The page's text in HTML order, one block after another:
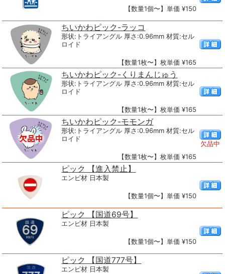
【数量1個〜】単価 ¥150
ちいかわピック-ラッコ
形状:トライアングル 厚さ:0.96mm 材質:セル
ロイド
【数量1枚〜】枚単価 ¥165
ちいかわピック-くりまんじゅう
形状:トライアングル 厚さ:0.96mm 材質:セル
ロイド
【数量1枚〜】枚単価 ¥165
ちいかわピック-モモンガ
形状:トライアングル 厚さ:0.96mm 材質:セル
ロイド
【数量1枚〜】枚単価 ¥165
欠品中
ピック 【進入禁止】
エンビ材 日本製
【数量1個〜】単価 ¥150
ピック 【国道69号】
エンビ材 日本製
【数量1個〜】単価 ¥150
ピック 【国道777号】
エンビ材 日本製